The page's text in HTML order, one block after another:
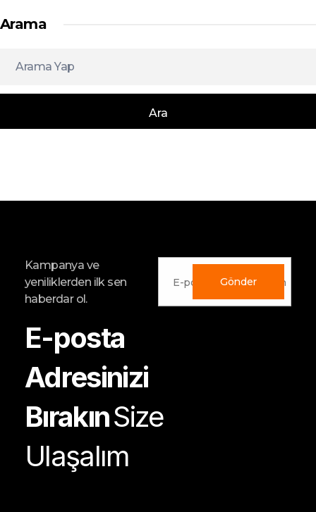
Arama
Ara
Kampanya ve
yeniliklerden ilk sen
haberdar ol.
E-posta
Adresinizi
BırakınSize
Ulaşalım